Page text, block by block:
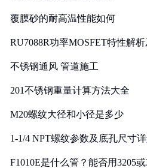
覆膜砂的耐高温性能如何
RU7088R功率MOSFET特性解
不锈钢通风 管道施工
201不锈钢重量计算方法大全
M20螺纹大径和小径是多少
1-1/4 NPT螺纹参数及底孔尺寸
F1010E是什么管？能否用3205